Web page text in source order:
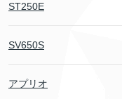
ST250E
SV650S
アプリオ